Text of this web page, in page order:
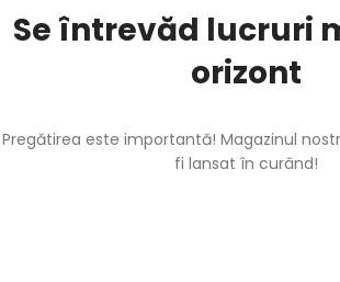
Se întrevăd lucruri
orizont
Pregătirea este importantă! Magazinul
fi lansat în curând!